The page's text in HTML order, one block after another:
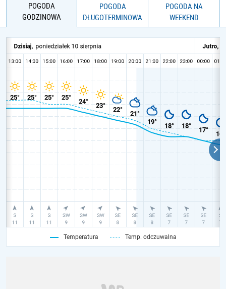
POGODA
GODZINOWA
POGODA
DŁUGOTERMINOWA
POGODA NA
WEEKEND
Temperatura Temp. odczuwalna